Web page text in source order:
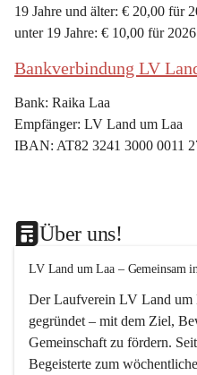
19 Jahre und älter: € 20,00 für
unter 19 Jahre: € 10,00 für
Bankverbindung LV
Bank: Raika Laa
Empfänger: LV Land um Laa
IBAN: AT82 3241 3000 0011
Über uns!
LV Land um Laa – Gemeinsam
Der Laufverein LV Land um
gegründet – mit dem Ziel,
Gemeinschaft zu fördern.
Begeisterte zum